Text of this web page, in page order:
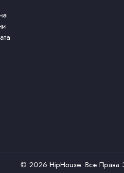
© 2026 HipHouse. Все